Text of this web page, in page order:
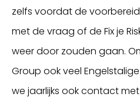
zelfs voordat de
met de vraag of de Fix je
weer door zouden gaan.
Group ook veel
we jaarlijks ook contact